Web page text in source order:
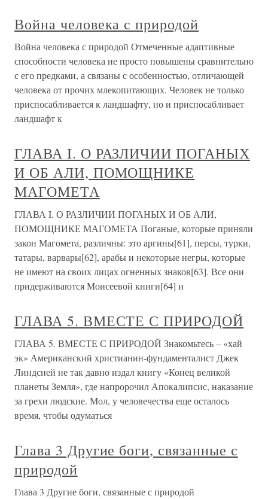
Война человека с природой
Война человека с природой Отмеченные адаптивные
способности человека не просто повышены сравнительно
с его предками, а связаны с особенностью, отличающей
человека от прочих млекопитающих. Человек не только
приспосабливается к ландшафту, но и приспосабливает
ландшафт к
ГЛАВА I. О РАЗЛИЧИИ ПОГАНЫХ
И ОБ АЛИ, ПОМОЩНИКЕ
МАГОМЕТА
ГЛАВА I. О РАЗЛИЧИИ ПОГАНЫХ И ОБ АЛИ,
ПОМОЩНИКЕ МАГОМЕТА Поганые, которые приняли
закон Магомета, различны: это аргины[61], персы, турки,
татары, варвары[62], арабы и некоторые негры, которые
не имеют на своих лицах огненных знаков[63]. Все они
придерживаются Моисеевой книги[64] и
ГЛАВА 5. ВМЕСТЕ С ПРИРОДОЙ
ГЛАВА 5. ВМЕСТЕ С ПРИРОДОЙ Знакомьтесь – «хай
эк» Американский христианин-фундаменталист Джек
Линдсней не так давно издал книгу «Конец великой
планеты Земля», где напророчил Апокалипсис, наказание
за грехи людские. Мол, у человечества еще осталось
время, чтобы одуматься
Глава 3 Другие боги, связанные с
природой
Глава 3 Другие боги, связанные с природой